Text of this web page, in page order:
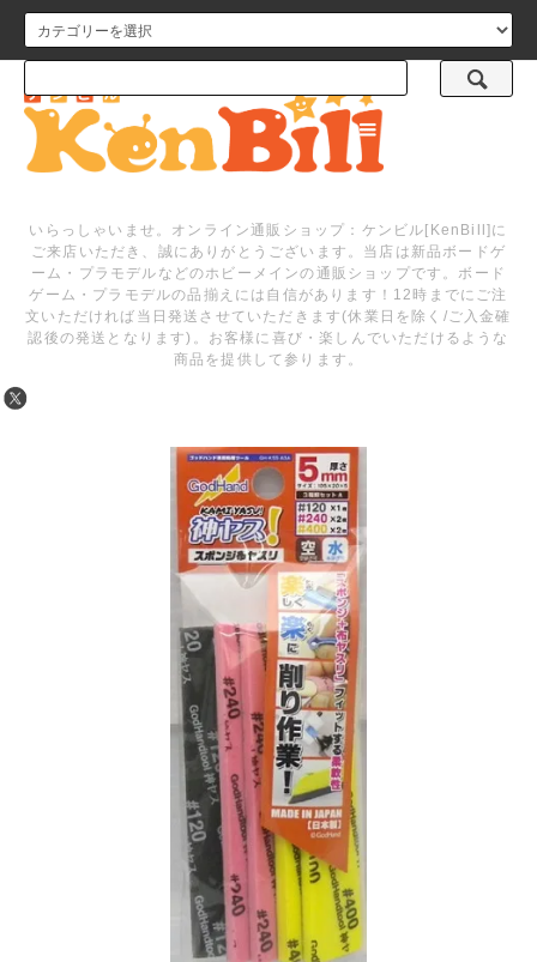
メニュー
いらっしゃいませ。オンライン通販ショップ：ケンビル[KenBill]に
ご来店いただき、誠にありがとうございます。当店は新品ボードゲ
ーム・プラモデルなどのホビーメインの通販ショップです。ボード
ゲーム・プラモデルの品揃えには自信があります！12時までにご注
文いただければ当日発送させていただきます(休業日を除く/ご入金確
認後の発送となります)。お客様に喜び・楽しんでいただけるような
商品を提供して参ります。